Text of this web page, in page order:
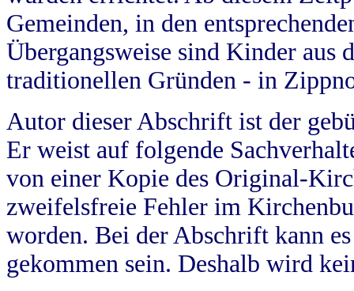
Gemeinden, in den
Übergangsweise sind Kinder aus
traditionellen Gründen - in
Autor dieser Abschrift ist der
Er weist auf folgende
von einer Kopie des Original-
zweifelsfreie Fehler im
worden. Bei der Abschrift kann
gekommen sein. Deshalb wird